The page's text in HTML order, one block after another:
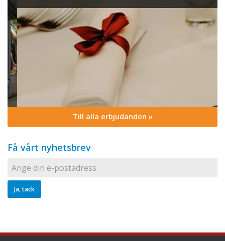
Till alla erbjudanden »
Få vårt nyhetsbrev